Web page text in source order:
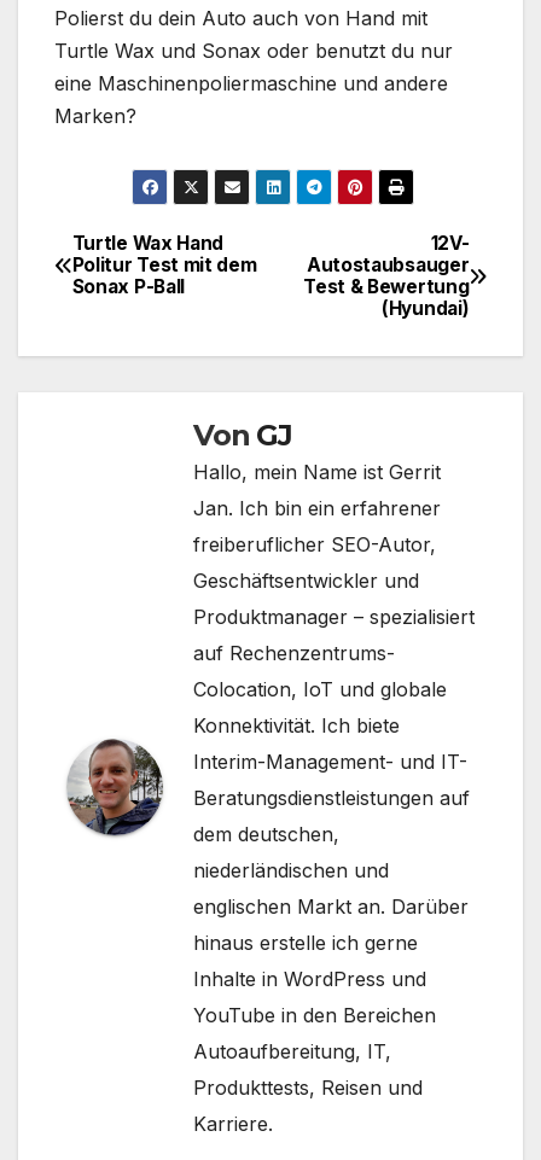
Polierst du dein Auto auch von Hand mit
Turtle Wax und Sonax oder benutzt du nur
eine Maschinenpoliermaschine und andere
Marken?
Beitragsnavigation
12V-
Autostaubsauger
Test & Bewertung
(Hyundai)
Turtle Wax Hand
Politur Test mit dem
Sonax P-Ball
Von GJ
Hallo, mein Name ist Gerrit
Jan. Ich bin ein erfahrener
freiberuflicher SEO-Autor,
Geschäftsentwickler und
Produktmanager – spezialisiert
auf Rechenzentrums-
Colocation, IoT und globale
Konnektivität. Ich biete
Interim-Management- und IT-
Beratungsdienstleistungen auf
dem deutschen,
niederländischen und
englischen Markt an. Darüber
hinaus erstelle ich gerne
Inhalte in WordPress und
YouTube in den Bereichen
Autoaufbereitung, IT,
Produkttests, Reisen und
Karriere.